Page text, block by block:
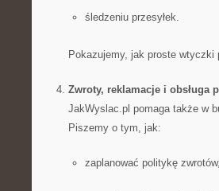
śledzeniu przesyłek.
Pokazujemy, jak proste wtyczki
Zwroty, reklamacje i obsługa
JakWyslac.pl pomaga także w
Piszemy o tym, jak:
zaplanować politykę zwrotów,